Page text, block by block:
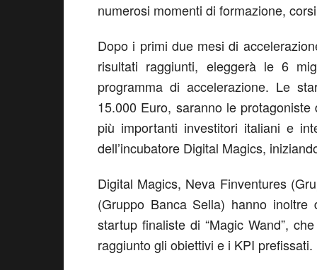
numerosi momenti di formazione,
Dopo i primi due mesi di
risultati raggiunti, eleggerà le 6
programma di accelerazione. Le
15.000 Euro, saranno le
più importanti investitori italiani e
dell’incubatore Digital Magics,
Digital Magics, Neva Finventures
(Gruppo Banca Sella) hanno
startup finaliste di “Magic Wand”,
raggiunto gli obiettivi e i KPI prefissati.